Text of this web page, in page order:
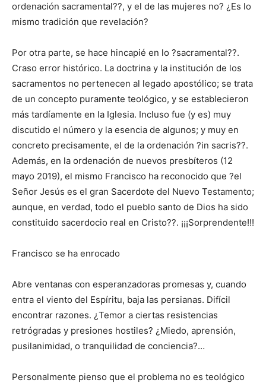
ordenación sacramental??, y el de las mujeres no? ¿Es lo
mismo tradición que revelación?
Por otra parte, se hace hincapié en lo ?sacramental??.
Craso error histórico. La doctrina y la institución de los
sacramentos no pertenecen al legado apostólico; se trata
de un concepto puramente teológico, y se establecieron
más tardíamente en la Iglesia. Incluso fue (y es) muy
discutido el número y la esencia de algunos; y muy en
concreto precisamente, el de la ordenación ?in sacris??.
Además, en la ordenación de nuevos presbíteros (12
mayo 2019), el mismo Francisco ha reconocido que ?el
Señor Jesús es el gran Sacerdote del Nuevo Testamento;
aunque, en verdad, todo el pueblo santo de Dios ha sido
constituido sacerdocio real en Cristo??. ¡¡¡Sorprendente!!!
Francisco se ha enrocado
Abre ventanas con esperanzadoras promesas y, cuando
entra el viento del Espíritu, baja las persianas. Difícil
encontrar razones. ¿Temor a ciertas resistencias
retrógradas y presiones hostiles? ¿Miedo, aprensión,
pusilanimidad, o tranquilidad de conciencia?…
Personalmente pienso que el problema no es teológico